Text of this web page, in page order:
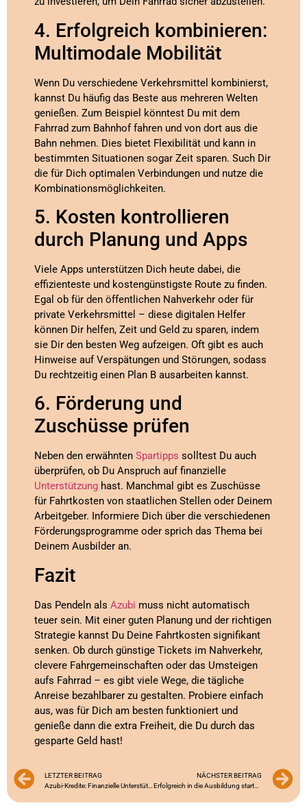
4. Erfolgreich kombinieren:
Multimodale Mobilität
Wenn Du verschiedene Verkehrsmittel kombinierst,
kannst Du häufig das Beste aus mehreren Welten
genießen. Zum Beispiel könntest Du mit dem
Fahrrad zum Bahnhof fahren und von dort aus die
Bahn nehmen. Dies bietet Flexibilität und kann in
bestimmten Situationen sogar Zeit sparen. Such Dir
die für Dich optimalen Verbindungen und nutze die
Kombinationsmöglichkeiten.
5. Kosten kontrollieren
durch Planung und Apps
Viele Apps unterstützen Dich heute dabei, die
effizienteste und kostengünstigste Route zu finden.
Egal ob für den öffentlichen Nahverkehr oder für
private Verkehrsmittel – diese digitalen Helfer
können Dir helfen, Zeit und Geld zu sparen, indem
sie Dir den besten Weg aufzeigen. Oft gibt es auch
Hinweise auf Verspätungen und Störungen, sodass
Du rechtzeitig einen Plan B ausarbeiten kannst.
6. Förderung und
Zuschüsse prüfen
Neben den erwähnten Spartipps solltest Du auch
überprüfen, ob Du Anspruch auf finanzielle
Unterstützung hast. Manchmal gibt es Zuschüsse
für Fahrtkosten von staatlichen Stellen oder Deinem
Arbeitgeber. Informiere Dich über die verschiedenen
Förderungsprogramme oder sprich das Thema bei
Deinem Ausbilder an.
Fazit
Das Pendeln als Azubi muss nicht automatisch
teuer sein. Mit einer guten Planung und der richtigen
Strategie kannst Du Deine Fahrtkosten signifikant
senken. Ob durch günstige Tickets im Nahverkehr,
clevere Fahrgemeinschaften oder das Umsteigen
aufs Fahrrad – es gibt viele Wege, die tägliche
Anreise bezahlbarer zu gestalten. Probiere einfach
aus, was für Dich am besten funktioniert und
genieße dann die extra Freiheit, die Du durch das
gesparte Geld hast!
LETZTER BEITRAG
NÄCHSTER BEITRAG
Erfolgreich in die Ausbildung starten: Finanzielle Tipps für Azubis